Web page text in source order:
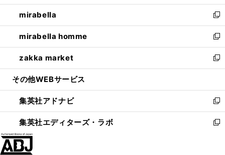
開
く
ウ
で
開
く
ン
ド
ウ
で
開
く
ウ
ィ
ン
ド
ウ
で
開
し
い
ウ
ィ
ン
ド
ウ
開
く
mirabella
新
し
い
ウ
ィ
ン
ウ
で
開
く
mirabella homme
新
し
い
ウ
ン
ド
ウ
で
zakka market
新
し
ウ
ィ
ン
ド
その他WEBサービス
集英社アドナビ
新
し
い
集英社エディターズ・ラボ
新